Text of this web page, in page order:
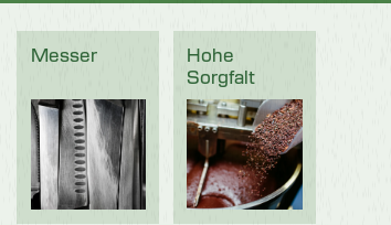
Messer
Hohe
Sorgfalt